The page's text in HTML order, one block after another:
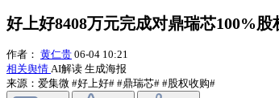
好上好8408万元完成对鼎瑞芯100%股
作者： 黄仁贵 06-04 10:21
相关舆情 AI解读 生成海报
来源：爱集微 #好上好# #鼎瑞芯# #股权收购#